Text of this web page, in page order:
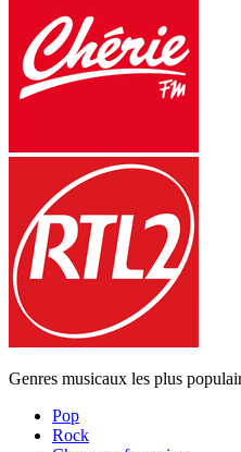
Genres musicaux les plus
Pop
Rock